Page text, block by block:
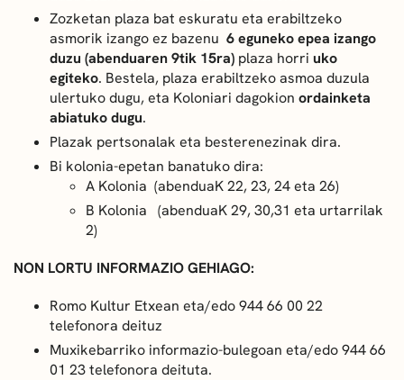
Zozketan plaza bat eskuratu eta erabiltzeko
asmorik izango ez bazenu 6 eguneko epea izango
duzu (abenduaren 9tik 15ra) plaza horri uko
egiteko. Bestela, plaza erabiltzeko asmoa duzula
ulertuko dugu, eta Koloniari dagokion ordainketa
abiatuko dugu.
Plazak pertsonalak eta besterenezinak dira.
Bi kolonia-epetan banatuko dira:
A Kolonia (abenduaK 22, 23, 24 eta 26)
B Kolonia (abenduaK 29, 30,31 eta urtarrilak
2)
NON LORTU INFORMAZIO GEHIAGO:
Romo Kultur Etxean eta/edo 944 66 00 22
telefonora deituz
Muxikebarriko informazio-bulegoan eta/edo 944 66
01 23 telefonora deituta.